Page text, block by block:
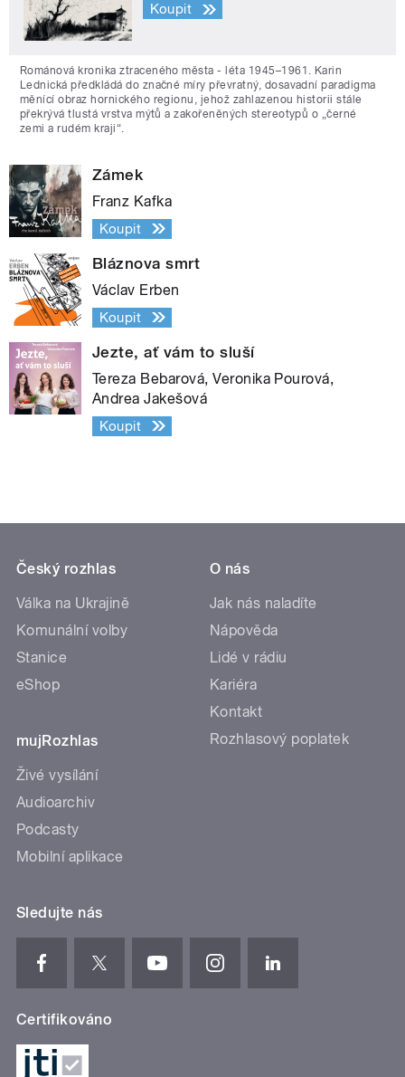
Koupit
Románová kronika ztraceného města - léta 1945–1961. Karin
Lednická předkládá do značné míry převratný, dosavadní paradigma
měnící obraz hornického regionu, jehož zahlazenou historii stále
překrývá tlustá vrstva mýtů a zakořeněných stereotypů o „černé
zemi a rudém kraji“.
Zámek
Franz Kafka
Koupit
Bláznova smrt
Václav Erben
Koupit
Jezte, ať vám to sluší
Tereza Bebarová, Veronika Pourová,
Andrea Jakešová
Koupit
Český rozhlas
Válka na Ukrajině
Komunální volby
Stanice
eShop
mujRozhlas
Živé vysílání
Audioarchiv
Podcasty
Mobilní aplikace
O nás
Jak nás naladíte
Nápověda
Lidé v rádiu
Kariéra
Kontakt
Rozhlasový poplatek
Sledujte nás
Certifikováno